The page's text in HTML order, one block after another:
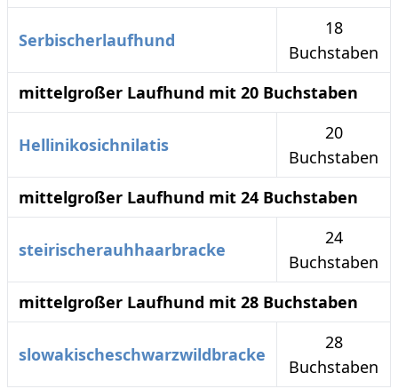
Serbischerlaufhund
18
Buchstaben
mittelgroßer Laufhund mit 20 Buchstaben
Hellinikosichnilatis
20
Buchstaben
mittelgroßer Laufhund mit 24 Buchstaben
steirischerauhhaarbracke
24
Buchstaben
mittelgroßer Laufhund mit 28 Buchstaben
slowakischeschwarzwildbracke
28
Buchstaben